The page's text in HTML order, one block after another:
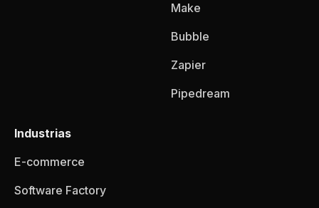
Make
Bubble
Zapier
Pipedream
Industrias
E-commerce
Software Factory